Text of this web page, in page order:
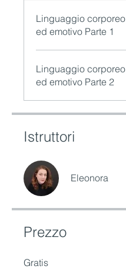
Linguaggio corporeo
ed emotivo Parte 1
Linguaggio corporeo
ed emotivo Parte 2
Istruttori
Eleonora
Prezzo
Gratis